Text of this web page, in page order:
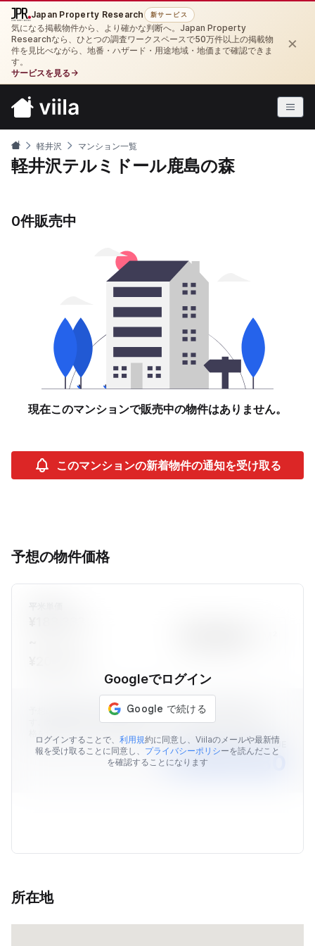
Japan Property Research 新サービス
気になる掲載物件から、より確かな判断へ。Japan Property
Researchなら、ひとつの調査ワークスペースで50万件以上の掲載物
件を見比べながら、地番・ハザード・用途地域・地価まで確認できま
す。
サービスを見る →
×
軽井沢 マンション一覧
軽井沢テルミドール鹿島の森
0件販売中
現在このマンションで販売中の物件はありません。
このマンションの新着物件の通知を受け取る
予想の物件価格
Googleでログイン
ログインすることで、 利用規約に同意し、Viilaのメールや最新情
報を受け取ることに同意し、 プライバシーポリシーを読んだこと
を確認することになります
予想の物件価格はViilaのデータを元に算出された価格情報で
す。表示されている予想価格はあくまでも目安であり、販売価
格を保証するものではありません。
AVERAGE MARKET VALUE
￥9,838,380
所在地